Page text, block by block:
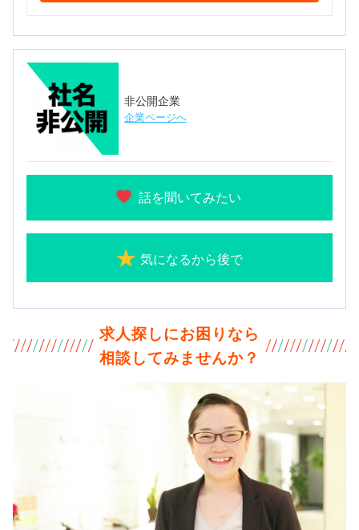
非公開企業
企業ページへ
話を聞いてみたい
気になるから後で
求人探しにお困りなら
相談してみませんか？